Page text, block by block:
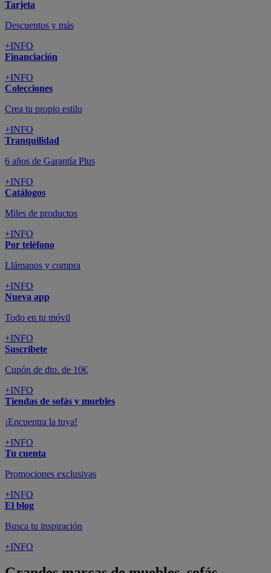
Tarjeta
Descuentos y más
+INFO
Financiación
+INFO
Colecciones
Crea tu propio estilo
+INFO
Tranquilidad
6 años de Garantía Plus
+INFO
Catálogos
Miles de productos
+INFO
Por teléfono
Llámanos y compra
+INFO
Nueva app
Todo en tu móvil
+INFO
Suscríbete
Cupón de dto. de 10€
+INFO
Tiendas de sofás y muebles
¡Encuentra la tuya!
+INFO
Tu cuenta
Promociones exclusivas
+INFO
El blog
Busca tu inspiración
+INFO